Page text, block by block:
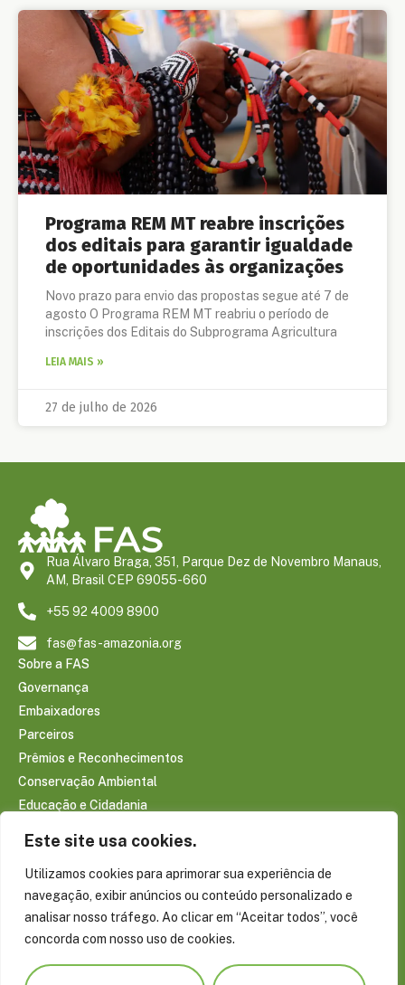
Este site usa cookies.
Utilizamos cookies para aprimorar sua experiência de
navegação, exibir anúncios ou conteúdo personalizado e
analisar nosso tráfego. Ao clicar em “Aceitar todos”, você
concorda com nosso uso de cookies.
Programa REM MT reabre inscrições
dos editais para garantir igualdade
de oportunidades às organizações
Novo prazo para envio das propostas segue até 7 de
agosto O Programa REM MT reabriu o período de
inscrições dos Editais do Subprograma Agricultura
LEIA MAIS »
27 de julho de 2026
Rua Álvaro Braga, 351, Parque Dez de Novembro Manaus,
AM, Brasil CEP 69055-660
+55 92 4009 8900
fas@fas-amazonia.org
Sobre a FAS
Governança
Embaixadores
Parceiros
Prêmios e Reconhecimentos
Conservação Ambiental
Educação e Cidadania
Sociobioeconomia Amazônica
CONTEÚDOS
Notícias
Reportagens
Publicações